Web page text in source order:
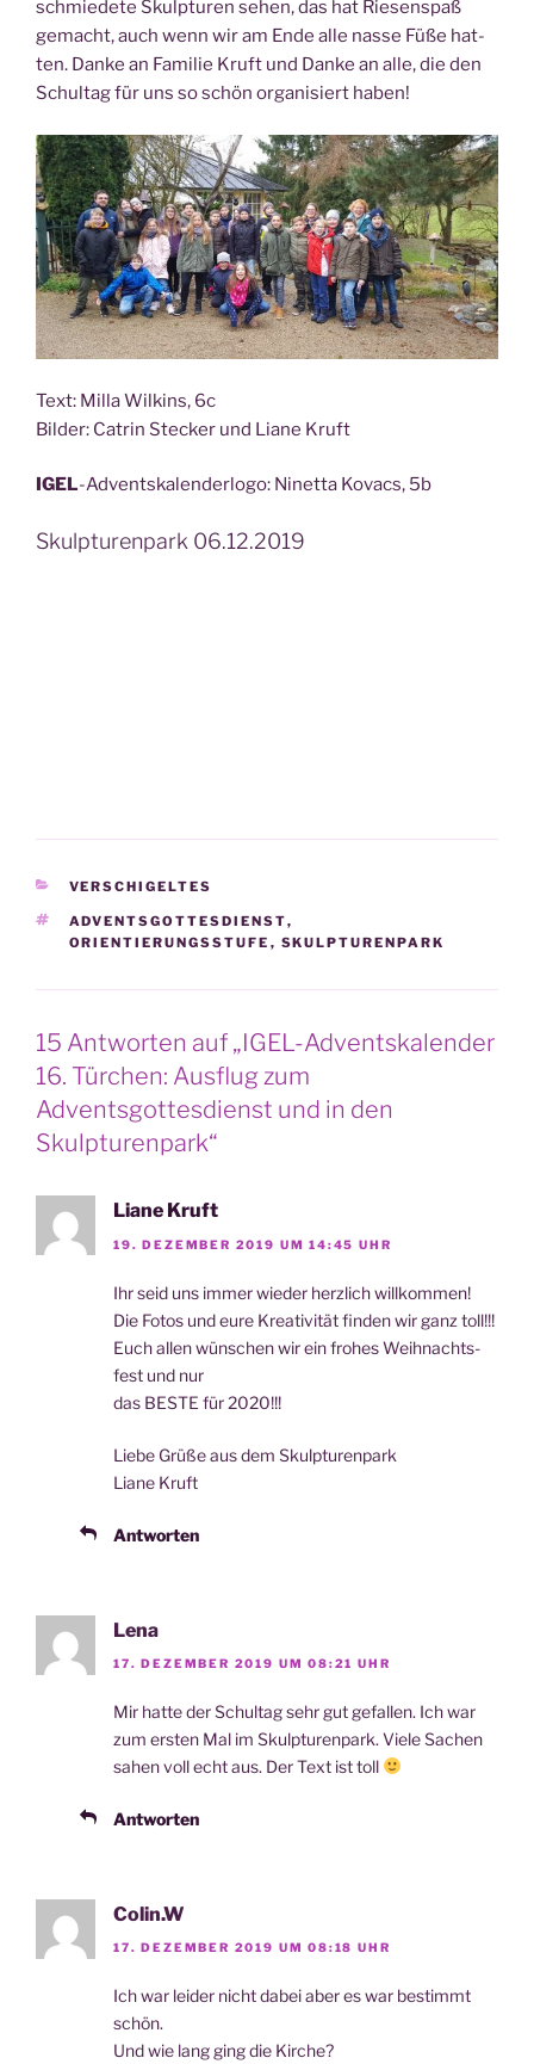
schmie­de­te Skulp­tu­ren sehen, das hat Rie­sen­spaß
gemacht, auch wenn wir am Ende alle nas­se Füße hat­
ten. Dan­ke an Fami­lie Kruft und Dan­ke an alle, die den
Schul­tag für uns so schön orga­ni­siert haben!
Text: Mil­la Wil­kins, 6c
Bil­der: Catrin Ste­cker und Lia­ne Kruft
IGEL-Advents­ka­len­der­lo­go: Ninet­ta Kovacs, 5b
Skulpturenpark 06.12.2019
KATEGORIEN
VERSCHIGELTES
SCHLAGWÖRTER
ADVENTSGOTTESDIENST,
ORIENTIERUNGSSTUFE , SKULPTURENPARK
15 Antworten auf „IGEL-Adventskalender
16. Türchen: Ausflug zum
Adventsgottesdienst und in den
Skulpturenpark“
Liane Kruft
19. DEZEMBER 2019 UM 14:45 UHR
Ihr seid uns immer wie­der herz­lich willkommen!
Die Fotos und eure Krea­ti­vi­tät fin­den wir ganz toll!!!
Euch allen wün­schen wir ein fro­hes Weih­nachts­
fest und nur
das BESTE für 2020!!!
Lie­be Grü­ße aus dem Skulpturenpark
Lia­ne Kruft
Antworten
Lena
17. DEZEMBER 2019 UM 08:21 UHR
Mir hat­te der Schul­tag sehr gut gefal­len. Ich war
zum ers­ten Mal im Skulp­tu­ren­park. Vie­le Sachen
sahen voll echt aus. Der Text ist toll
Antworten
Colin.W
17. DEZEMBER 2019 UM 08:18 UHR
Ich war lei­der nicht dabei aber es war bestimmt
schön.
Und wie lang ging die Kirche?